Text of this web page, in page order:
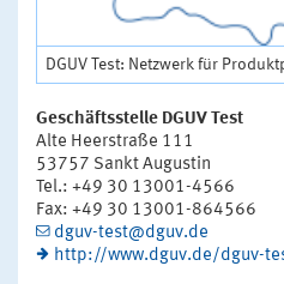
DGUV Test: Netzwerk für
Geschäftsstelle DGUV Test
Alte Heerstraße 111
53757 Sankt Augustin
Tel.: +49 30 13001-4566
Fax: +49 30 13001-864566
dguv-test@dguv.de
http://www.dguv.de/dguv-